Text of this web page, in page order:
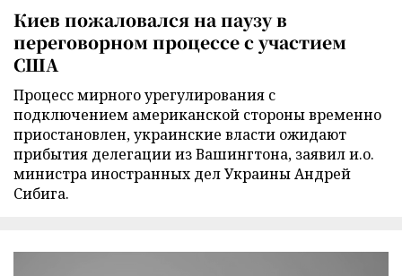
Киев пожаловался на паузу в
переговорном процессе с участием
США
Процесс мирного урегулирования с
подключением американской стороны временно
приостановлен, украинские власти ожидают
прибытия делегации из Вашингтона, заявил и.о.
министра иностранных дел Украины Андрей
Сибига.